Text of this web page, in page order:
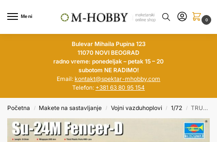
Meni
0
Bulevar Mihaila Pupina 123
11070 NOVI BEOGRAD
radno vreme: ponedeljak – petak 15 – 20
subotom NE RADIMO!
Email: kontakt@spektar-mhobby.com
Telefon: +381 63 80 95 154
Početna / Makete na sastavljanje / Vojni vazduhoplovi / 1/72 / TRUMPETER 1/72 Su-24M Fencer-D